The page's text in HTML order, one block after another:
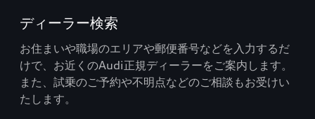
ディーラー検索
お住まいや職場のエリアや郵便番号などを入力するだ
けで、お近くのAudi正規ディーラーをご案内します。
また、試乗のご予約や不明点などのご相談もお受けい
たします。